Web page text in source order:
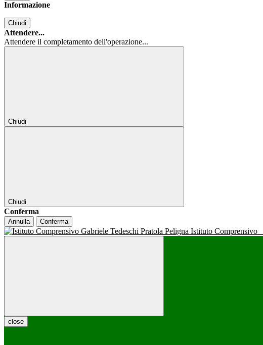
Informazione
Chiudi
Attendere...
Attendere il completamento dell'operazione...
Chiudi
Chiudi
Conferma
Annulla Conferma
Istituto Comprensivo
close